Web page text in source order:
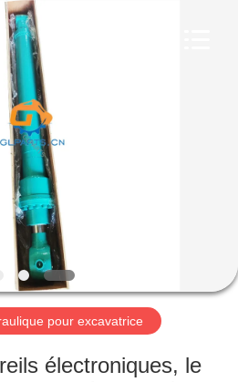
pour excavatrice
électroniques, le